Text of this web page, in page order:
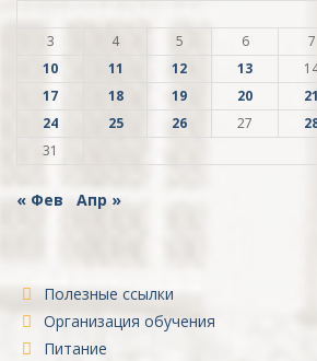
3
4 5 6 7
10
11 12 13
17
18 19 20 21
24
25 26 27
31
« Фев Апр »
Полезные ссылки
Организация обучения
Питание